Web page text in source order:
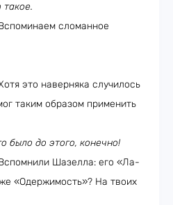
сломанное
это наверняка случилось
таким образом применить
было до этого, конечно!
Шазелла: его «Ла-
«Одержимость»? На твоих